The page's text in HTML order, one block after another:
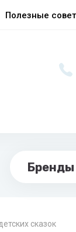
Полезные
Бренды
сказок